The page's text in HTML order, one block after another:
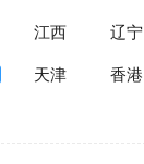
江西 辽宁
天津 香港